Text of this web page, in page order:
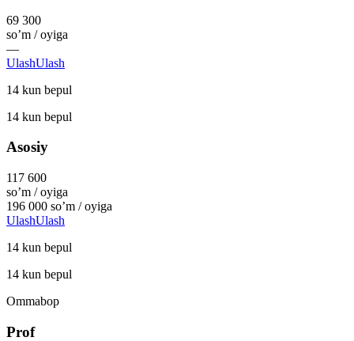
69 300
so’m / oyiga
—
UlashUlash
14 kun bepul
14 kun bepul
Asosiy
117 600
so’m / oyiga
196 000 so’m / oyiga
UlashUlash
14 kun bepul
14 kun bepul
Ommabop
Prof